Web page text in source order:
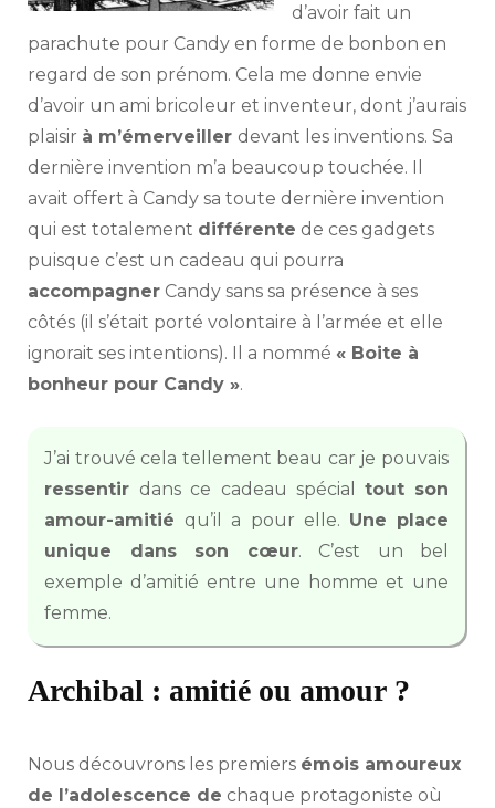
d’avoir fait un
parachute pour Candy en forme de bonbon en
regard de son prénom. Cela me donne envie
d’avoir un ami bricoleur et inventeur, dont j’aurais
plaisir à m’émerveiller devant les inventions. Sa
dernière invention m’a beaucoup touchée. Il
avait offert à Candy sa toute dernière invention
qui est totalement différente de ces gadgets
puisque c’est un cadeau qui pourra
accompagner Candy sans sa présence à ses
côtés (il s’était porté volontaire à l’armée et elle
ignorait ses intentions). Il a nommé « Boite à
bonheur pour Candy ».
J’ai trouvé cela tellement beau car je pouvais
ressentir dans ce cadeau spécial tout son
amour-amitié qu’il a pour elle. Une place
unique dans son cœur. C’est un bel
exemple d’amitié entre une homme et une
femme.
Archibal : amitié ou amour ?
Nous découvrons les premiers émois amoureux
de l’adolescence de chaque protagoniste où